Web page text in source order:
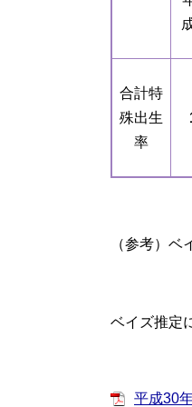
合計特
殊出生
率
（参考）
ベイズ推定
平成30